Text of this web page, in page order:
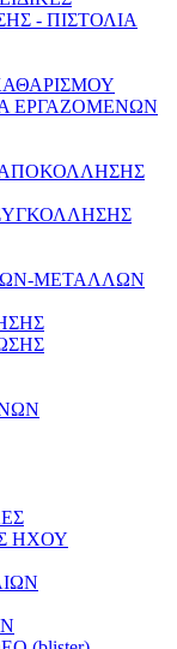
- ΠΙΣΤΟΛΙΑ
ΕΡΓΑΖΟΜΕΝΩΝ
ΜΕΤΑΛΛΩΝ
ΗΧΟΥ